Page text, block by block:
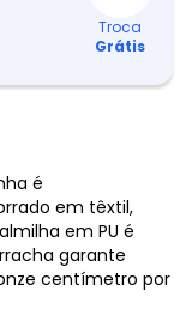
Troca
Grátis
é
em têxtil,
em PU é
garante
centímetro por